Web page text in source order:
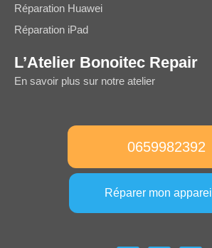
Réparation Huawei
Réparation iPad
L’Atelier Bonoitec Repair
En savoir plus sur notre atelier
0659982392
Réparer mon appareil